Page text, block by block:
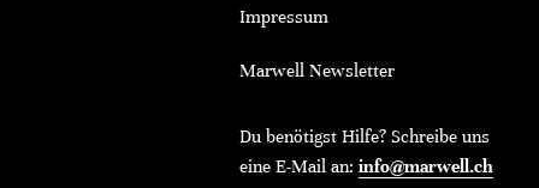
Impressum
Marwell Newsletter
Du benötigst Hilfe? Schreibe uns
eine E-Mail an: info@marwell.ch